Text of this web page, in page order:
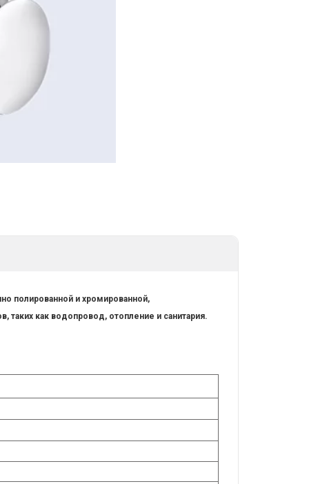
полированной и хромированной,
таких как водопровод, отопление и санитария.